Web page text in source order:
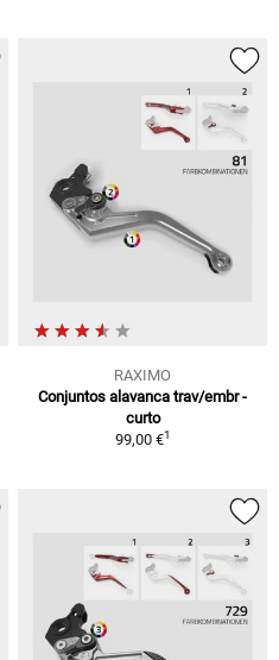
RAXIMO
Conjuntos alavanca trav/embr -
curto
99,00 €1